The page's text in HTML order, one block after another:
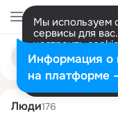
Мы используем
сервисы для
настроить
представитель.
Разрешить все
Поиск
людям
nadezhda
Люди176
Информация о
на платформе